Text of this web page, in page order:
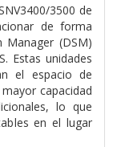
3500 de
de forma
Manager (DSM)
Estas unidades
el espacio de
capacidad
lo que
en el lugar